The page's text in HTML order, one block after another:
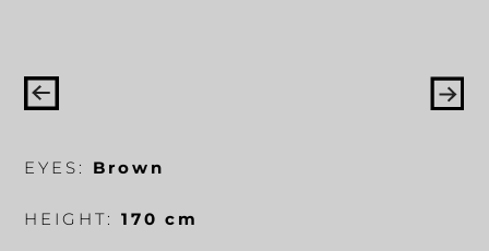
EYES: Brown
HEIGHT: 170 cm